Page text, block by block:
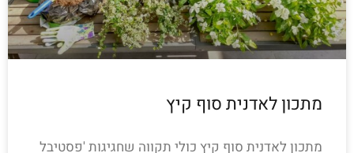
מתכון לאדנית סוף קיץ
מתכון לאדנית סוף קיץ כולי תקווה שחגיגות 'פסטיבל